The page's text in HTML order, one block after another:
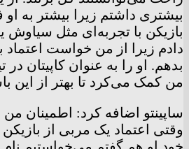
بیشتری داشتم زیرا بیشتر به
بازیکن با تجربه‌ای مثل
دادم زیرا از من خواست
بدهم. او را به عنوان کاپیتان در
من کمک می‌کرد تا بهتر از این
ساپینتو اضافه کرد: اطمینان
وقتی اعتماد یک مربی از